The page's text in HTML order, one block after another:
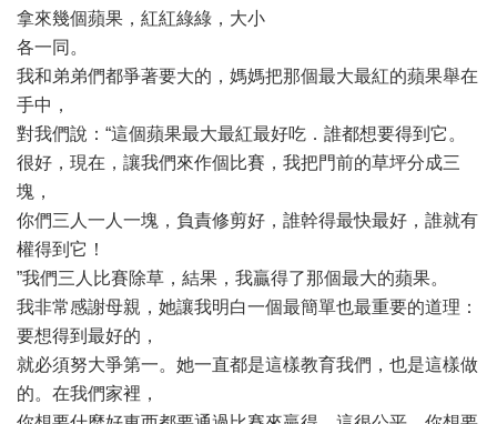
拿來幾個蘋果，紅紅綠綠，大小
各一同。
我和弟弟們都爭著要大的，媽媽把那個最大最紅的蘋果舉在
手中，
對我們說：“這個蘋果最大最紅最好吃．誰都想要得到它。
很好，現在，讓我們來作個比賽，我把門前的草坪分成三
塊，
你們三人一人一塊，負責修剪好，誰幹得最快最好，誰就有
權得到它！
”我們三人比賽除草，結果，我贏得了那個最大的蘋果。
我非常感謝母親，她讓我明白一個最簡單也最重要的道理：
要想得到最好的，
就必須努大爭第一。她一直都是這樣教育我們，也是這樣做
的。在我們家裡，